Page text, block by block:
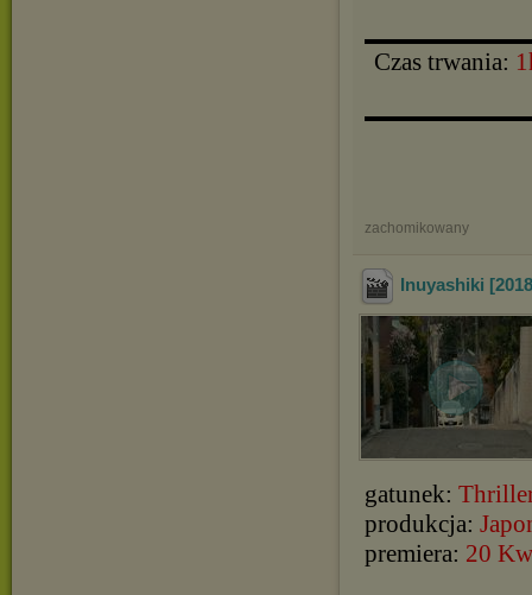
Czas trwania:
zachomikowany
Inuyashiki
gatunek:
produkcja:
premiera: 20